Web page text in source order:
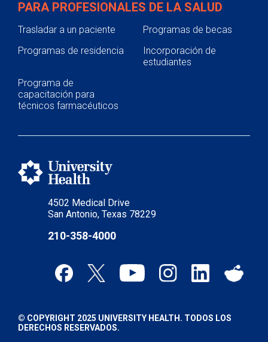
4502 Medical Drive
San Antonio, Texas 78229
210-358-4000
PARA PROFESIONALES DE LA SALUD
Trasladar a un paciente
Programas de becas
Programas de residencia
Incorporación de
estudiantes
Programa de
capacitación para
técnicos farmacéuticos
© COPYRIGHT 2025 UNIVERSITY HEALTH. TODOS LOS
DERECHOS RESERVADOS.